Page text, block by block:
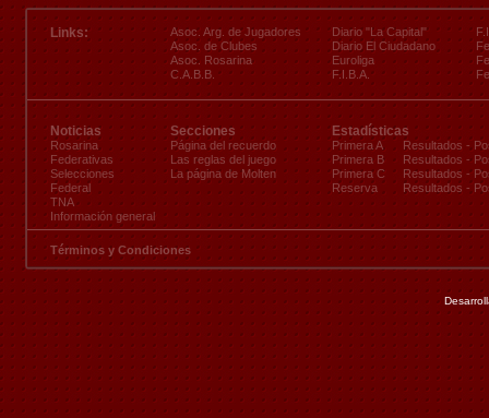
Links:
Asoc. Arg. de Jugadores
Asoc. de Clubes
Asoc. Rosarina
C.A.B.B.
Diario "La Capital"
Diario El Ciudadano
Euroliga
F.I.B.A.
Noticias
Rosarina
Federativas
Selecciones
Federal
TNA
Información general
Secciones
Página del recuerdo
Las reglas del juego
La página de Molten
Estadísticas
Primera A
Primera B
Primera C
Reserva
Resultados -
Resultados -
Resultados -
Resultados -
Términos y Condiciones